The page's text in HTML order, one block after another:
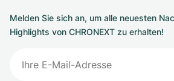
Melden Sie sich an, um alle neuesten
Highlights von CHRONEXT zu erhalten!